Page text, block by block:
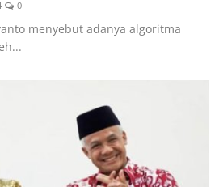
0
menyebut adanya algoritma